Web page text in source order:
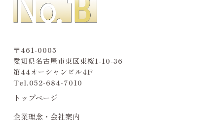
〒461-0005
愛知県名古屋市東区東桜1-10-36
第44オーシャンビル4F
Tel.052-684-7010
トップページ
企業理念・会社案内